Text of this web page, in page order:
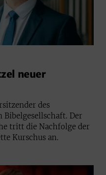
neuer
des
Bibelgesellschaft. Der
tritt die Nachfolge der
Kurschus an.